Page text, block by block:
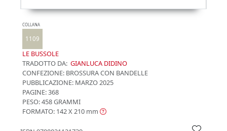
COLLANA
1109
LE BUSSOLE
TRADOTTO DA: GIANLUCA DIDINO
CONFEZIONE: BROSSURA CON BANDELLE
PUBBLICAZIONE: MARZO 2025
PAGINE: 368
PESO: 458 GRAMMI
FORMATO: 142 X 210 mm